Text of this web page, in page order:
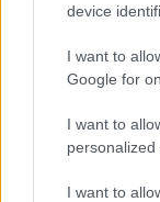
device
I want to
Google for
I want to
personalized
I want to
Acquisizione
e rimettono
B2B NEWS